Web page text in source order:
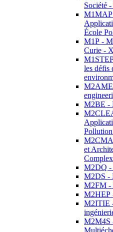
Société
M1MAP
École
M1P -
Curie - X
les défis
M2AME
M2BE -
et
M2DQ -
M2DS -
M2FM -
M2HEP
M2ITIE
M2M4S